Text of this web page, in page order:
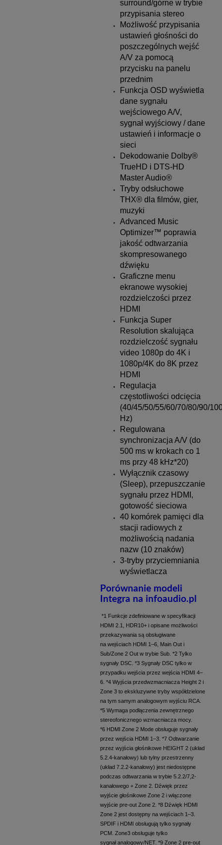
surround/górne w trybie
przypisania stereo
Możliwość przypisania
ustawień głośności do
poszczególnych wejść
A/V za pomocą
przycisku na panelu
przednim
Funkcja OSD wyświetla
dane sygnału
wejściowego A/V,
sygnał wyjściowy / dane
ustawień i informacje o
sieci
Dekodowanie Dolby®
TrueHD i DTS-HD
Master Audio®
Tryby odsłuchowe
THX® dla filmów, gier,
muzyki
Advanced Music
Optimizer™ poprawia
jakość odtwarzania
skompresowanego
dźwięku
Graficzne menu
ekranowe wysokiej
rozdzielczości przez
HDMI
Funkcja Super
Resolution skalująca
rozdzielczość sygnału
video 1080p do 4K i
1080p/4K do 8K przez
HDMI
Regulacja
częstotliwości odcięcia
(40/45/50/55/60/70/80/90/
Hz)
Regulowana
synchronizacja A/V (do
500 ms w krokach co 1
ms przy 48 kHz*20)
Wyłącznik czasowy
(Sleep), przepuszczanie
sygnału przez HDMI,
gotowość sieciowa
40 komórek pamięci dla
stacji radiowych z
możliwością nadania
nazw (10 znaków)
3-tryby przyciemniania
wyświetlacza
Porównanie modeli
Integra na infoaudio.pl
*1 Funkcje zdefiniowane w specyfikacji
HDMI 2.1, HDR10+ i opisane możliwości
przekazywania są obsługiwane
na wejściach HDMI 1–6, Main Out i
Sub/Zone 2 Out w trybie Sub. *2 Tylko
sygnały DSC. *3 Sygnały DSC tylko w
przypadku wejścia przez wejścia HDMI 4–
6. *4 Wyjścia przedwzmacniacza Height 2 i
Zone 3 to ekskluzywne tryby współdzielone
na tym samym analogowym wyjściu RCA.
*5 Wymaga podłączenia zewnętrznego
stereofonicznego wzmacniacza mocy.
*6 HDMI Zone 2 Mode obsługuje sygnały
przez wejścia HDMI 1–3. *7 Odtwarzanie
przez wyjścia głośnikowe HEIGHT 2 (układ
5.2.4-kanałowy) lub tylny przestrzenny
(układ 7.2.2-kanałowy) jest niedostępne
podczas odtwarzania w trybie 5.2.2/7,2-
kanałowego + Zone 2. Dźwięk przez
wyjście głośnikowe Zone 2 i włączone
wyjście pre-out Zone 2. *8 Dźwięk HDMI
Zone 2 jest dostępny na wejściach 1–3.
SPDIF i HDMI obsługują tylko sygnały
PCM. Zone3 obsługuje tylko
sygnał analogowy/NET. *9 Zone 2 pre-out